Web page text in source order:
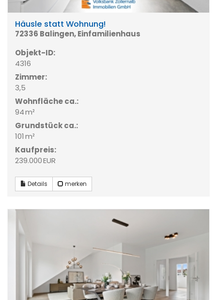
Häusle statt Wohnung!
72336 Balingen, Einfamilienhaus
Objekt-ID:
4316
Zimmer:
3,5
Wohnfläche ca.:
94 m²
Grund­stück ca.:
101 m²
Kaufpreis:
239.000 EUR
Details merken